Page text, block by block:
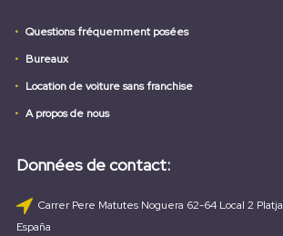
Questions fréquemment posées
Bureaux
Location de voiture sans franchise
A propos de nous
Données de contact:
Carrer Pere Matutes Noguera 62-64 Local 2
España